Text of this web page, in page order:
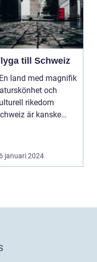
till Schweiz
land med magnifik
och
rikedom
är kanske
januari 2024